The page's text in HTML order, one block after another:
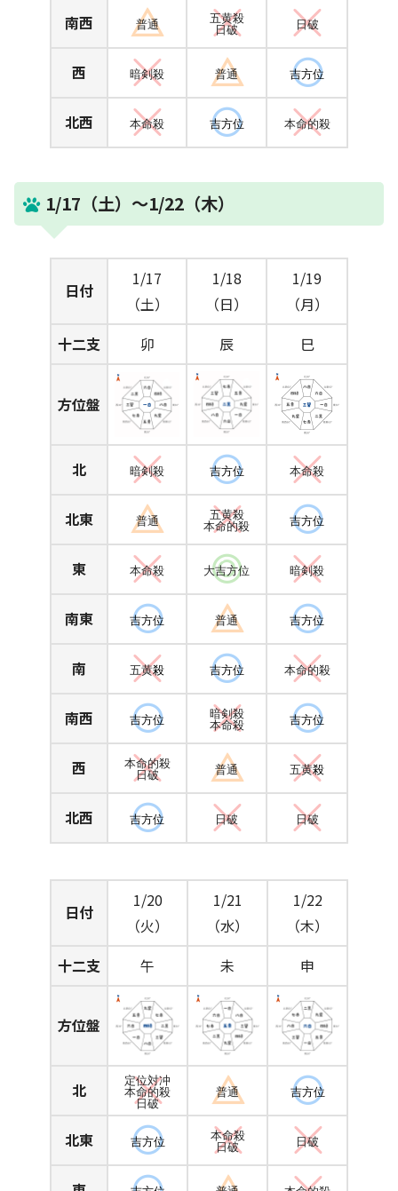
南西 普通
五黄殺
日破
日破
西 暗剣殺 普通 吉方位
北西 本命殺 吉方位 本命的殺
1/17（土）～1/22（木）
日付
1/17
（土）
1/18
（日）
1/19
（月）
十二支
卯 辰 巳
方位盤
北 暗剣殺 吉方位 本命殺
北東 普通
五黄殺
本命的殺
吉方位
東 本命殺 大吉方位 暗剣殺
南東 吉方位 普通 吉方位
南 五黄殺 吉方位 本命的殺
南西 吉方位
暗剣殺
本命殺
吉方位
西
本命的殺
日破
普通 五黄殺
北西 吉方位 日破 日破
日付
1/20
（火）
1/21
（水）
1/22
（木）
十二支
午 未 申
方位盤
北
定位対冲
本命的殺
日破
普通 吉方位
北東 吉方位
本命殺
日破
日破